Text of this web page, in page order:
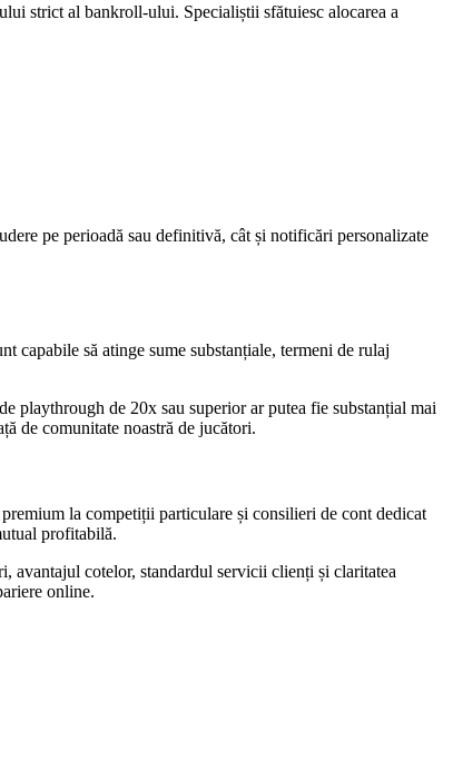
strict al bankroll-ului. Specialiștii sfătuiesc alocarea a
pe perioadă sau definitivă, cât și notificări personalizate
capabile să atinge sume substanțiale, termeni de rulaj
playthrough de 20x sau superior ar putea fie substanțial mai
de comunitate noastră de jucători.
la competiții particulare și consilieri de cont dedicat
profitabilă.
avantajul cotelor, standardul servicii clienți și claritatea
online.